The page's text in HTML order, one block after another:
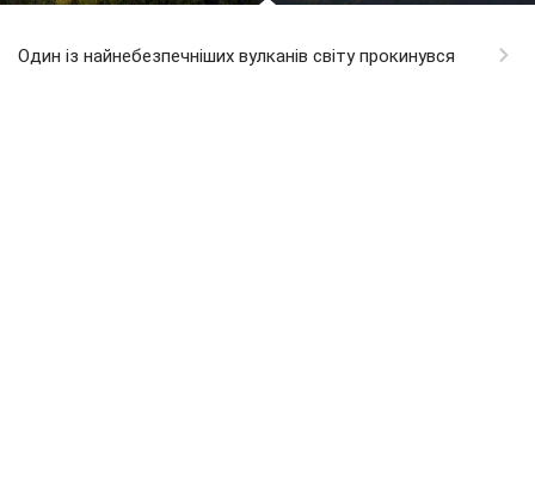
Один із найнебезпечніших вулканів світу прокинувся